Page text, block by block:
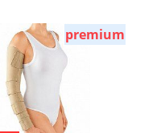
premium